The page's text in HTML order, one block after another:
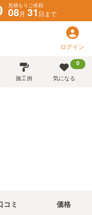
見積もりご依頼
08月 31日まで
ログイン
施工例
0
気になる
コミ 価格